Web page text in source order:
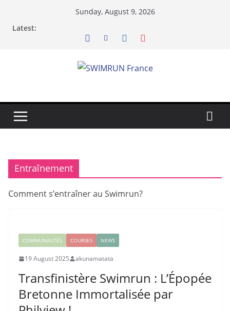
Sunday, August 9, 2026
Latest:
Entraînement
Comment s’entraîner au Swimrun?
COMMUNAUTÉS COURSES NEWS
19 August 2025 akunamatata
Transfinistère Swimrun : L’Épopée
Bretonne Immortalisée par